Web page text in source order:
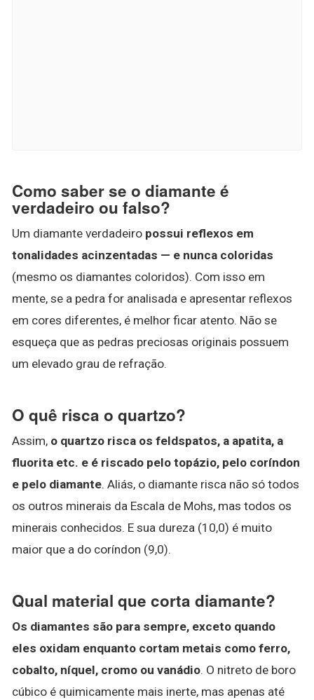
Como saber se o diamante é
verdadeiro ou falso?
Um diamante verdadeiro possui reflexos em
tonalidades acinzentadas — e nunca coloridas
(mesmo os diamantes coloridos). Com isso em
mente, se a pedra for analisada e apresentar reflexos
em cores diferentes, é melhor ficar atento. Não se
esqueça que as pedras preciosas originais possuem
um elevado grau de refração.
O quê risca o quartzo?
Assim, o quartzo risca os feldspatos, a apatita, a
fluorita etc. e é riscado pelo topázio, pelo coríndon
e pelo diamante. Aliás, o diamante risca não só todos
os outros minerais da Escala de Mohs, mas todos os
minerais conhecidos. E sua dureza (10,0) é muito
maior que a do coríndon (9,0).
Qual material que corta diamante?
Os diamantes são para sempre, exceto quando
eles oxidam enquanto cortam metais como ferro,
cobalto, níquel, cromo ou vanádio. O nitreto de boro
cúbico é quimicamente mais inerte, mas apenas até